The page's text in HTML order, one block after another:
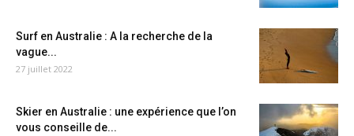
Surf en Australie : A la recherche de la
vague...
27 juillet 2022
Skier en Australie : une expérience que l’on
vous conseille de...